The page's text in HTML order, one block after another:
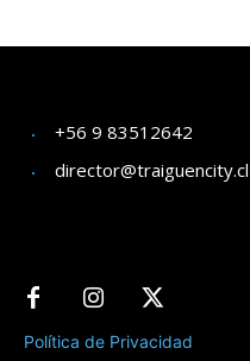
+56 9 83512642
director@traiguencity.cl
Política de Privacidad